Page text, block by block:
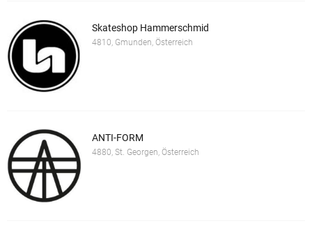
Skateshop Hammerschmid
4810, Gmunden, Österreich
ANTI-FORM
4880, St. Georgen, Österreich